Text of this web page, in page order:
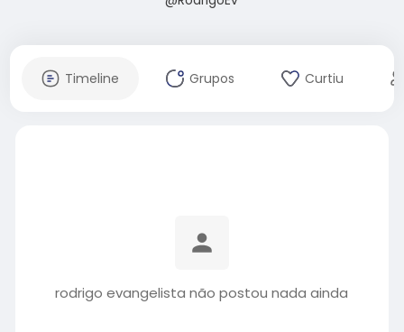
Timeline Grupos Curtiu
rodrigo evangelista não postou nada ainda